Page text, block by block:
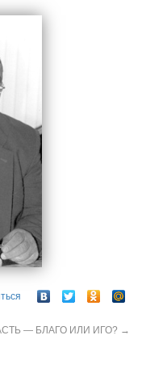
— БЛАГО ИЛИ ИГО? →